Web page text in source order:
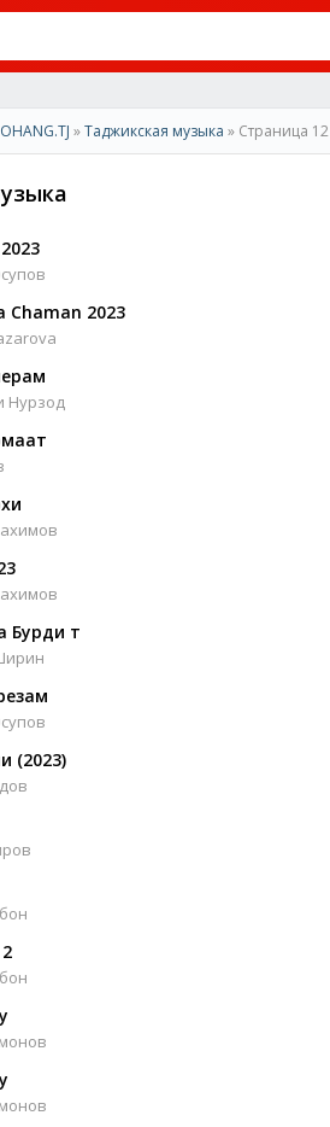
»Таджикская музыка » Страница 12
Chaman 2023
Нурзод
Бурди т
(2023)